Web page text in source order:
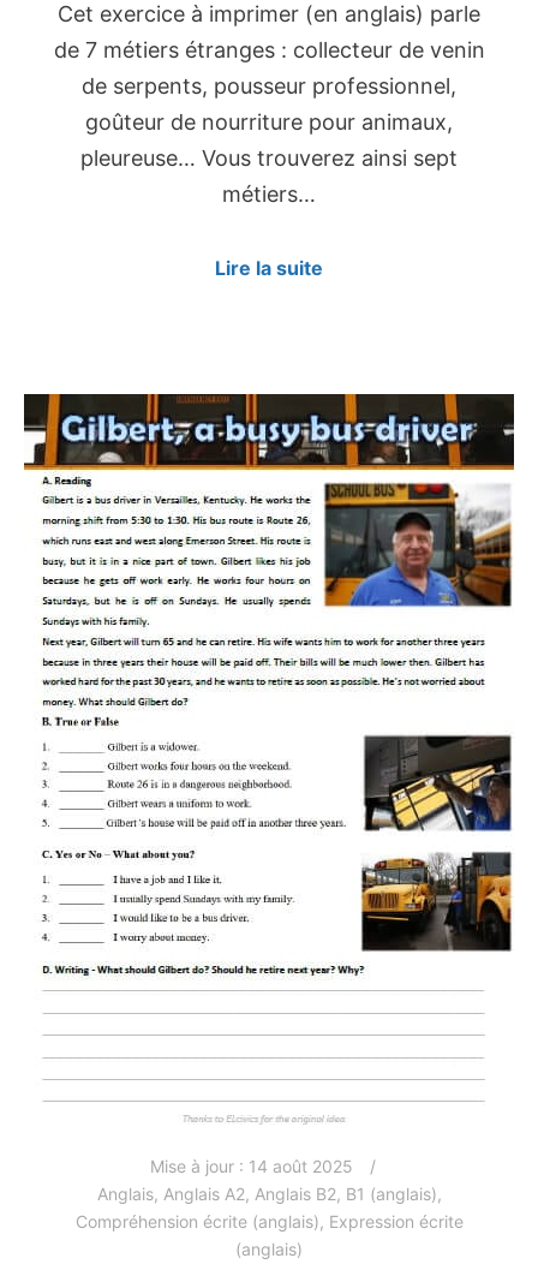
Cet exercice à imprimer (en anglais) parle
de 7 métiers étranges : collecteur de venin
de serpents, pousseur professionnel,
goûteur de nourriture pour animaux,
pleureuse… Vous trouverez ainsi sept
métiers…
Lire la suite
Mise à jour : 14 août 2025
Anglais, Anglais A2, Anglais B2, B1 (anglais),
Compréhension écrite (anglais), Expression écrite
(anglais)